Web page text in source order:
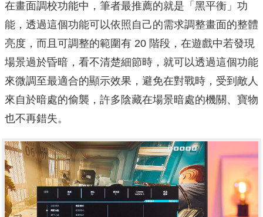
在畫面調校功能中，筆者最推薦的就是「黑平衡」功
能，透過這個功能可以依照自己的需求調整畫面的整體
亮度，而且可調整的範圍有 20 階段，在遊戲中若發現
場景過於昏暗，看不清楚細節時，就可以透過這個功能
來微調至最適合的顯示效果，避免在對戰時，受到敵人
來自於暗處的偷襲，許多陰藏在場景暗處的機關、寶物
也不再錯失。